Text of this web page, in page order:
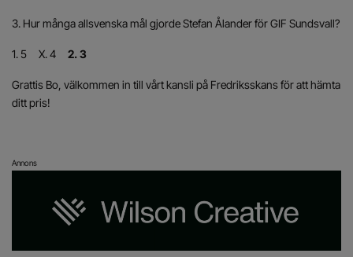
3. Hur många allsvenska mål gjorde Stefan Ålander för GIF Sundsvall?
1. 5 X. 4 2. 3
Grattis Bo, välkommen in till vårt kansli på Fredriksskans för att hämta
ditt pris!
Annons